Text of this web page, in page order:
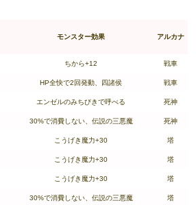
モンスター効果 アルカナ
ちから+12 戦車
HP全快で2回発動、四諸侯 戦車
エンゼルのみちびきで呼べる 死神
30%で消費しない、伝説の三悪魔 死神
こうげき魔力+30 塔
こうげき魔力+30 塔
こうげき魔力+30 塔
30%で消費しない、伝説の三悪魔 塔